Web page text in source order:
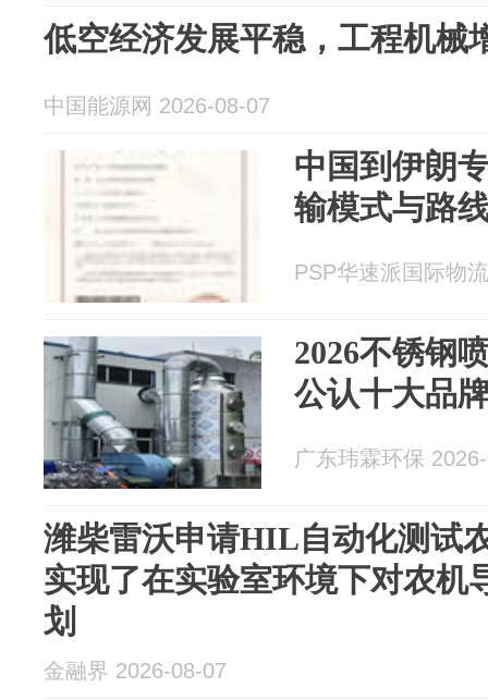
低空经济发展平稳，工程机械
中国能源网 2026-08-07
中国到伊朗
输模式与路
PSP华速派国际物
2026不锈钢
公认十大品
广东玮霖环保
潍柴雷沃申请HIL自动化测试
实现了在实验室环境下对农机
划
金融界 2026-08-07